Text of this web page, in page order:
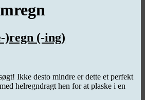
)regn (-ing)
Ikke desto mindre er dette et perfekt
helregndragt hen for at plaske i en